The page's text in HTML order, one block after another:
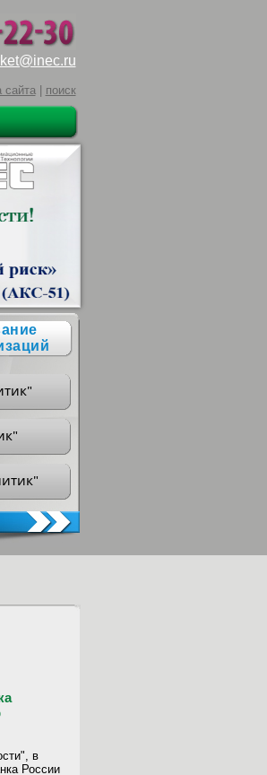
сайта| поиск
в
России